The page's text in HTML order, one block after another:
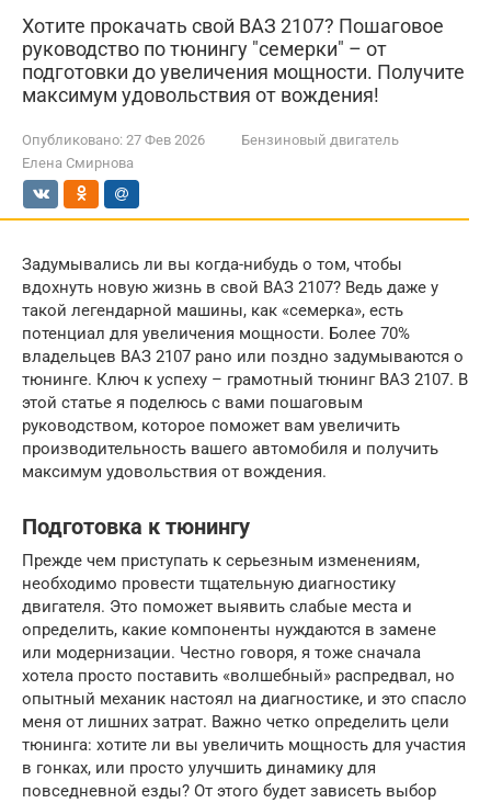
Хотите прокачать свой ВАЗ 2107? Пошаговое
руководство по тюнингу "семерки" – от
подготовки до увеличения мощности. Получите
максимум удовольствия от вождения!
Опубликовано: 27 Фев 2026
Бензиновый двигатель
Елена Смирнова
Задумывались ли вы когда-нибудь о том, чтобы
вдохнуть новую жизнь в свой ВАЗ 2107? Ведь даже у
такой легендарной машины, как «семерка», есть
потенциал для увеличения мощности. Более 70%
владельцев ВАЗ 2107 рано или поздно задумываются о
тюнинге. Ключ к успеху – грамотный тюнинг ВАЗ 2107. В
этой статье я поделюсь с вами пошаговым
руководством, которое поможет вам увеличить
производительность вашего автомобиля и получить
максимум удовольствия от вождения.
Подготовка к тюнингу
Прежде чем приступать к серьезным изменениям,
необходимо провести тщательную диагностику
двигателя. Это поможет выявить слабые места и
определить, какие компоненты нуждаются в замене
или модернизации. Честно говоря, я тоже сначала
хотела просто поставить «волшебный» распредвал, но
опытный механик настоял на диагностике, и это спасло
меня от лишних затрат. Важно четко определить цели
тюнинга: хотите ли вы увеличить мощность для участия
в гонках, или просто улучшить динамику для
повседневной езды? От этого будет зависеть выбор